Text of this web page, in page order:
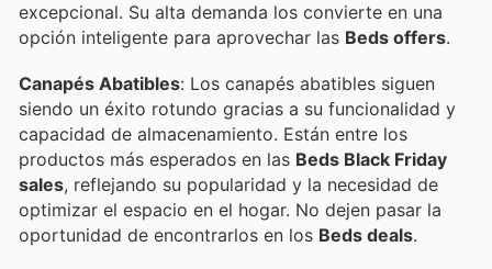
excepcional. Su alta demanda los convierte en una
opción inteligente para aprovechar las Beds offers.
Canapés Abatibles: Los canapés abatibles siguen
siendo un éxito rotundo gracias a su funcionalidad y
capacidad de almacenamiento. Están entre los
productos más esperados en las Beds Black Friday
sales, reflejando su popularidad y la necesidad de
optimizar el espacio en el hogar. No dejen pasar la
oportunidad de encontrarlos en los Beds deals.